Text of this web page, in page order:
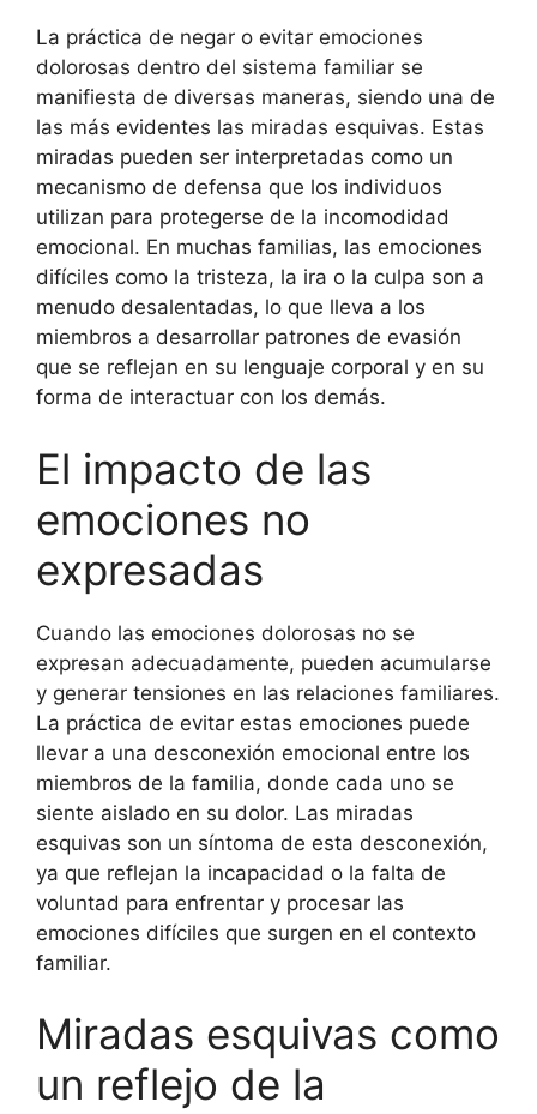
La práctica de negar o evitar emociones
dolorosas dentro del sistema familiar se
manifiesta de diversas maneras, siendo una de
las más evidentes las miradas esquivas. Estas
miradas pueden ser interpretadas como un
mecanismo de defensa que los individuos
utilizan para protegerse de la incomodidad
emocional. En muchas familias, las emociones
difíciles como la tristeza, la ira o la culpa son a
menudo desalentadas, lo que lleva a los
miembros a desarrollar patrones de evasión
que se reflejan en su lenguaje corporal y en su
forma de interactuar con los demás.
El impacto de las
emociones no
expresadas
Cuando las emociones dolorosas no se
expresan adecuadamente, pueden acumularse
y generar tensiones en las relaciones familiares.
La práctica de evitar estas emociones puede
llevar a una desconexión emocional entre los
miembros de la familia, donde cada uno se
siente aislado en su dolor. Las miradas
esquivas son un síntoma de esta desconexión,
ya que reflejan la incapacidad o la falta de
voluntad para enfrentar y procesar las
emociones difíciles que surgen en el contexto
familiar.
Miradas esquivas como
un reflejo de la